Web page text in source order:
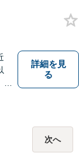
詳細を見
る
次へ